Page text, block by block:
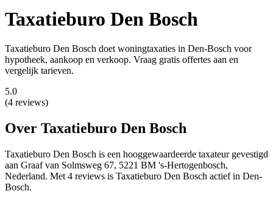
Taxatieburo Den Bosch
Taxatieburo Den Bosch doet woningtaxaties in Den-Bosch voor
hypotheek, aankoop en verkoop. Vraag gratis offertes aan en
vergelijk tarieven.
5.0
(4 reviews)
Over Taxatieburo Den Bosch
Taxatieburo Den Bosch is een hooggewaardeerde taxateur gevestigd
aan Graaf van Solmsweg 67, 5221 BM 's-Hertogenbosch,
Nederland. Met 4 reviews is Taxatieburo Den Bosch actief in Den-
Bosch.